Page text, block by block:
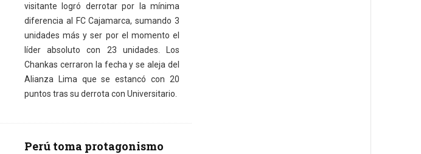
visitante logró derrotar por la mínima
diferencia al FC Cajamarca, sumando 3
unidades más y ser por el momento el
líder absoluto con 23 unidades. Los
Chankas cerraron la fecha y se aleja del
Alianza Lima que se estancó con 20
puntos tras su derrota con Universitario.
Perú toma protagonismo